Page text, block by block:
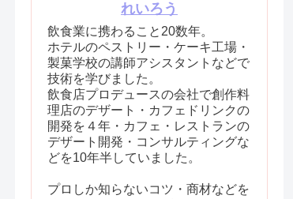
れいろう
飲食業に携わること20数年。
ホテルのペストリー・ケーキ工場・
製菓学校の講師アシスタントなどで
技術を学びました。
飲食店プロデュースの会社で創作料
理店のデザート・カフェドリンクの
開発を４年・カフェ・レストランの
デザート開発・コンサルティングな
どを10年半していました。
プロしか知らないコツ・商材などを